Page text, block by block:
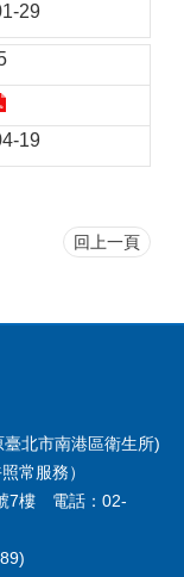
29
19
回上一頁
北市南港區衛生所)
常服務）
7樓 電話：02-